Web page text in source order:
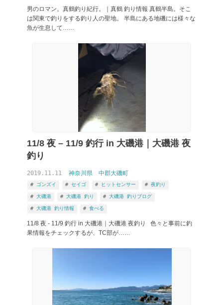
男のロマン。真鶴釣り紀行。｜真鶴 釣り情報 真鶴半島。そこ
は関東で釣りをする釣り人の聖地。 半島にある地磯には様々な
魚が生息して……
11/8 夜 – 11/9 釣行 in 大磯港｜大磯港 夜
釣り
2019.11.11 神奈川県 中郡大磯町
ゴンズイ セイゴ ヒットセンサー 夜釣り
大磯港 大磯港 釣り 大磯港 釣りブログ
大磯港 釣り情報 食べる
11/8 夜 - 11/9 釣行 in 大磯港｜大磯港 夜釣り 色々と事前に釣
果情報をチェックするが、TC部が……